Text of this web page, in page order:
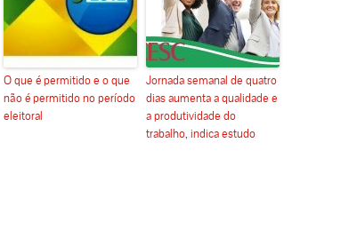
O que é permitido e o que
não é permitido no período
eleitoral
Jornada semanal de quatro
dias aumenta a qualidade e
a produtividade do
trabalho, indica estudo